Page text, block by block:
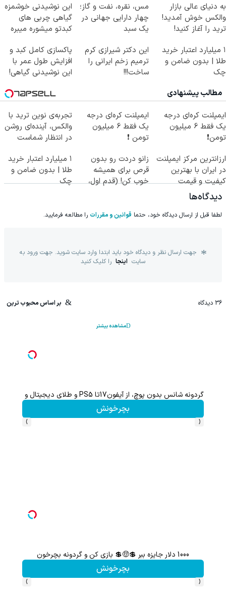
به دنیای عالی بازار
والکس خوش آمدید!
ترید را آغاز کنید!
مس، نقره، نفت و گاز؛
چهار دارایی جهانی در
یک سبد
این نوشیدنی خوشمزه
گیاهی چربی های
کبدتو میشوره میبره
۱ میلیارد اعتبار خرید
طلا | بدون ضامن و
چک
این دکتر شیرازی کرم
ترمیم زخم ایرانی را
ساخت!!!
پاکسازی کامل کبد و
افزایش طول عمر با
این نوشیدنی گیاهی!
مطالب پیشنهادی
ایمپلنت کره‌ای درجه
یک فقط 6 میلیون
تومن❗
ایمپلنت کره‌ای درجه
یک فقط 6 میلیون
تومن ❗
تجربه‌ی نوین ترید با
والکس، آینده‌ای روشن
در انتظار شماست
ارزانترین مرکز ایمپلنت
در ایران با بهترین
کیفیت و قیمت
زانو دردت رو بدون
قرص برای همیشه
خوب کن! (قدم اول،
۱ میلیارد اعتبار خرید
طلا | بدون ضامن و
چک
دیدگاه‌ها
لطفا قبل از ارسال دیدگاه خود، حتما قوانین و مقررات را مطالعه فرمایید.
جهت ارسال نظر و دیدگاه خود باید ابتدا وارد سایت شوید. جهت ورود به
سایت اینجا را کلیک کنید
36 دیدگاه بر اساس محبوب ترین
مشاهده بیشتر
گردونه شانس بدون پوچ، از آیفون17تا PS5 و طلای دیجیتال و دلار🔥
بچرخونش
‹
›
1000 دلار جایزه ببر 💲🤑💲 بازی کن و گردونه بچرخون
بچرخونش
‹
›